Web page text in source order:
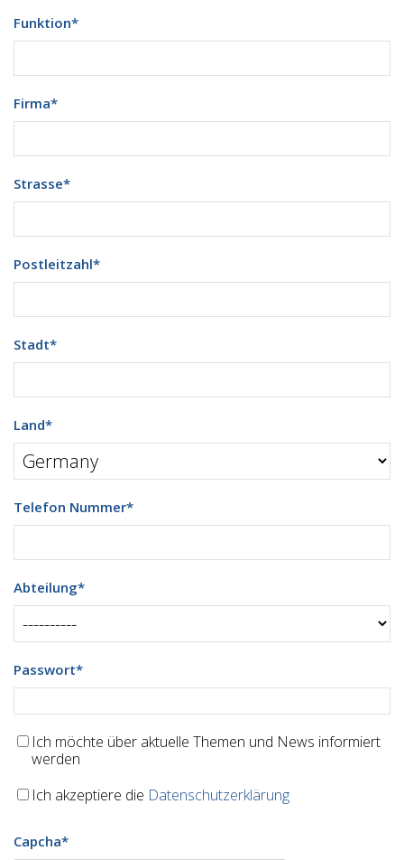
Funktion*
Firma*
Strasse*
Postleitzahl*
Stadt*
Land*
Telefon Nummer*
Abteilung*
Passwort*
Ich möchte über aktuelle Themen und News informiert
werden
Ich akzeptiere die Datenschutzerklärung
Capcha*